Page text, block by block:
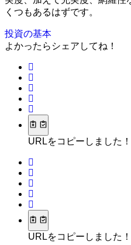
くつもあるはずです。
投資の基本
よかったらシェアしてね！
URLをコピーしました！
URLをコピーしました！